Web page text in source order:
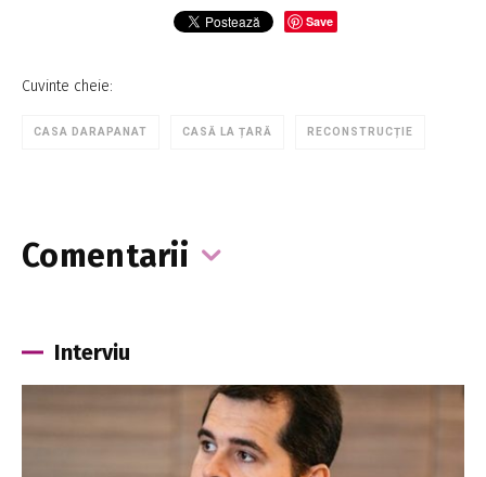
Save
Cuvinte cheie:
CASA DARAPANAT CASĂ LA ȚARĂ RECONSTRUCȚIE
Comentarii
Interviu